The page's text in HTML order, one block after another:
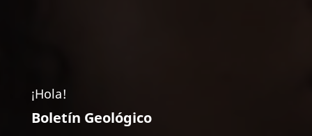
¡Hola!
Boletín Geológico